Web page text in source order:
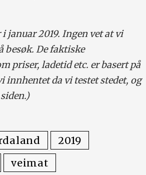
januar 2019. Ingen vet at vi
besøk. De faktiske
priser, ladetid etc. er basert på
innhentet da vi testet stedet, og
2019
veimat